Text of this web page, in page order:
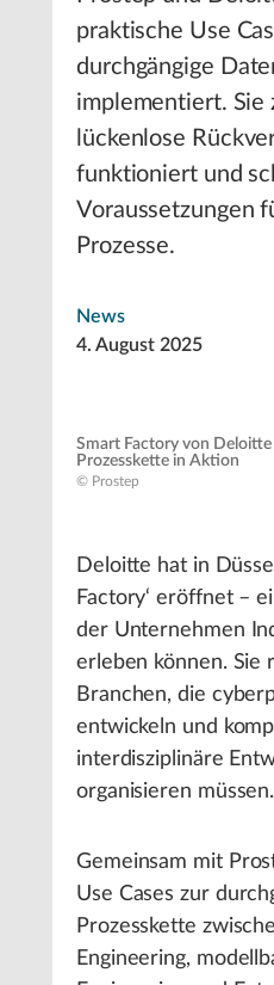
praktische Use
durchgängige
implementiert. Sie
lückenlose
funktioniert und
Voraussetzungen
Prozesse.
News
4. August 2025
Smart Factory von Deloitte
Prozesskette in Aktion
© Prostep
Deloitte hat in
Factory‘ eröffnet –
der Unternehmen
erleben können. Sie
Branchen, die
entwickeln und
interdisziplinäre
organisieren müssen.
Gemeinsam mit
Use Cases zur
Prozesskette
Engineering,